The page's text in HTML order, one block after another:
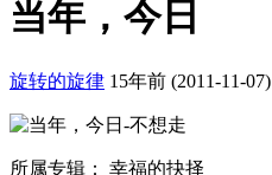
当年，今日
旋转的旋律 15年前 (2011-11-07)
所属专辑： 幸福的抉择